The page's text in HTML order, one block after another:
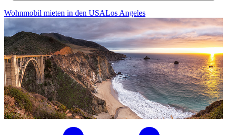
Wohnmobil mieten in den USALos Angeles